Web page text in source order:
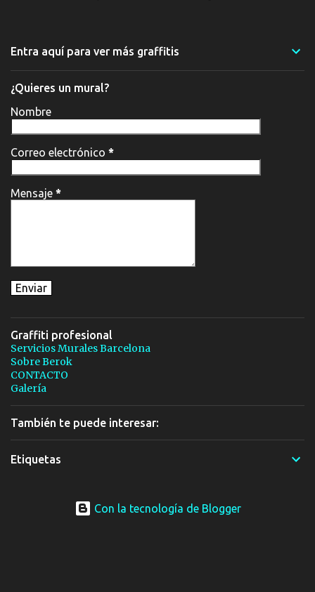
Entra aquí para ver más graffitis
¿Quieres un mural?
Nombre
Correo electrónico *
Mensaje *
Graffiti profesional
Servicios Murales Barcelona
Sobre Berok
CONTACTO
Galería
También te puede interesar:
Etiquetas
Con la tecnología de Blogger